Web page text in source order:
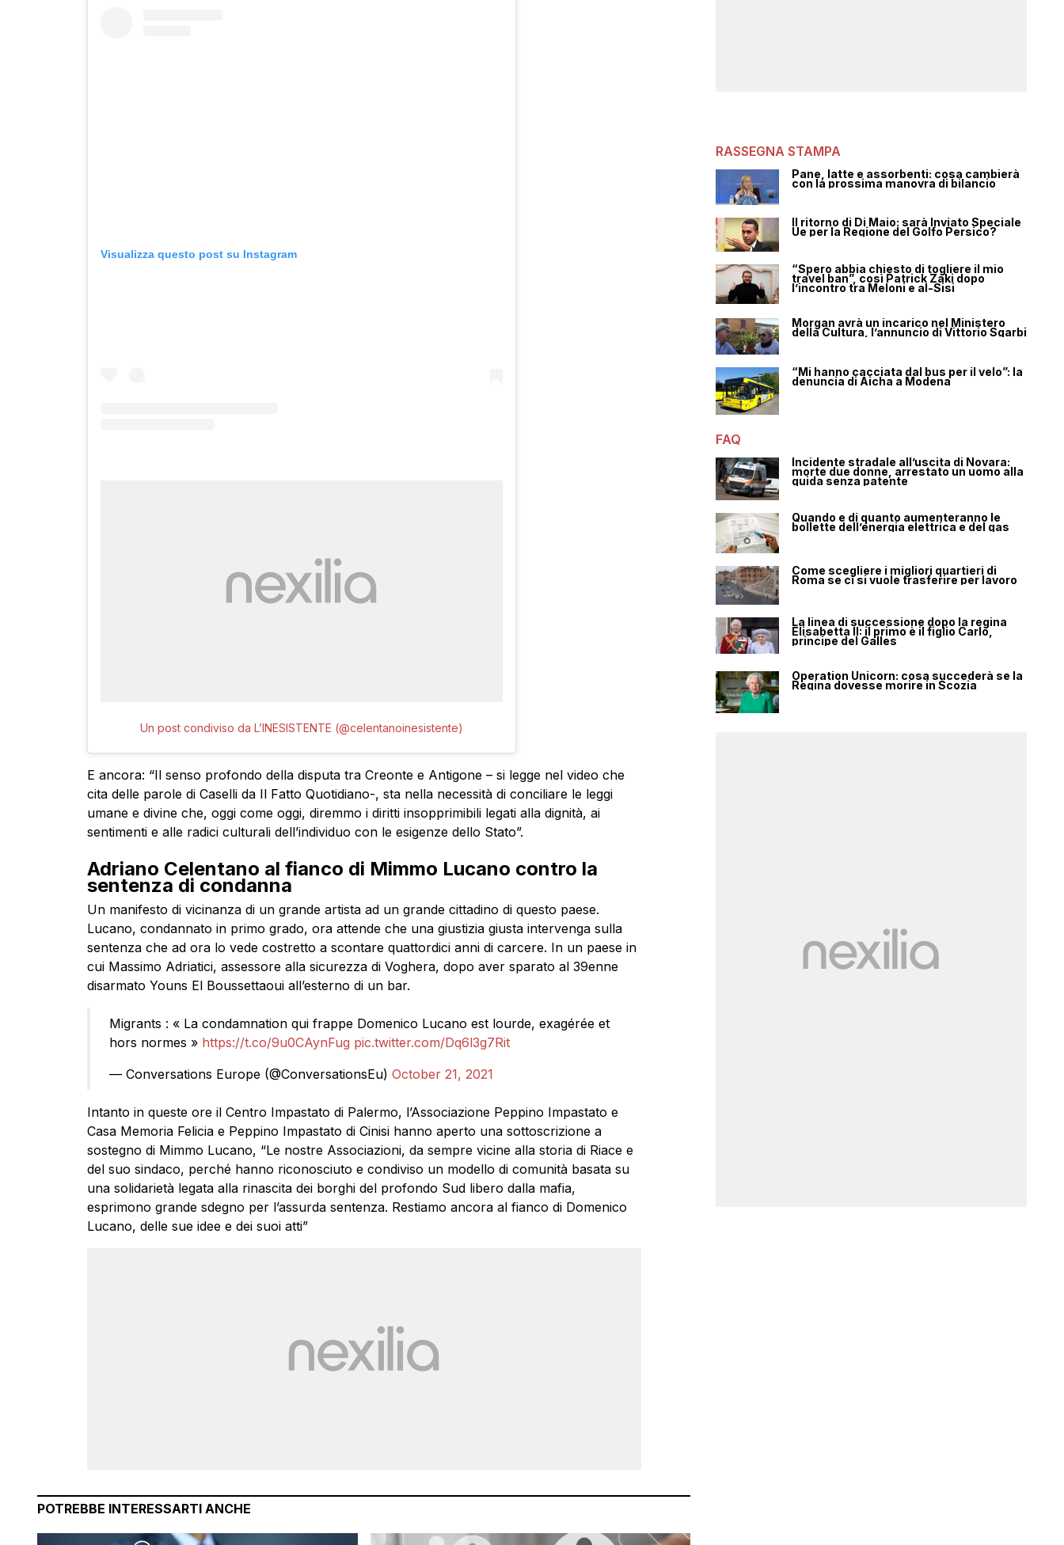
Visualizza questo post su Instagram
Un post condiviso da L’INESISTENTE (@celentanoinesistente)
E ancora: “Il senso profondo della disputa tra Creonte e Antigone – si legge nel video che
cita delle parole di Caselli da Il Fatto Quotidiano-, sta nella necessità di conciliare le leggi
umane e divine che, oggi come oggi, diremmo i diritti insopprimibili legati alla dignità, ai
sentimenti e alle radici culturali dell’individuo con le esigenze dello Stato”.
Adriano Celentano al fianco di Mimmo Lucano contro la
sentenza di condanna
Un manifesto di vicinanza di un grande artista ad un grande cittadino di questo paese.
Lucano, condannato in primo grado, ora attende che una giustizia giusta intervenga sulla
sentenza che ad ora lo vede costretto a scontare quattordici anni di carcere. In un paese in
cui Massimo Adriatici, assessore alla sicurezza di Voghera, dopo aver sparato al 39enne
disarmato Youns El Boussettaoui all’esterno di un bar.
Migrants : « La condamnation qui frappe Domenico Lucano est lourde, exagérée et
hors normes » https://t.co/9u0CAynFug pic.twitter.com/Dq6l3g7Rit
— Conversations Europe (@ConversationsEu) October 21, 2021
Intanto in queste ore il Centro Impastato di Palermo, l’Associazione Peppino Impastato e
Casa Memoria Felicia e Peppino Impastato di Cinisi hanno aperto una sottoscrizione a
sostegno di Mimmo Lucano, “Le nostre Associazioni, da sempre vicine alla storia di Riace e
del suo sindaco, perché hanno riconosciuto e condiviso un modello di comunità basata su
una solidarietà legata alla rinascita dei borghi del profondo Sud libero dalla mafia,
esprimono grande sdegno per l’assurda sentenza. Restiamo ancora al fianco di Domenico
Lucano, delle sue idee e dei suoi atti”
POTREBBE INTERESSARTI ANCHE
RASSEGNA STAMPA
Pane, latte e assorbenti: cosa cambierà
con la prossima manovra di bilancio
Il ritorno di Di Maio: sarà Inviato Speciale
Ue per la Regione del Golfo Persico?
“Spero abbia chiesto di togliere il mio
travel ban”, così Patrick Zaki dopo
l’incontro tra Meloni e al-Sisi
Morgan avrà un incarico nel Ministero
della Cultura, l’annuncio di Vittorio Sgarbi
“Mi hanno cacciata dal bus per il velo”: la
denuncia di Aicha a Modena
FAQ
Incidente stradale all’uscita di Novara:
morte due donne, arrestato un uomo alla
guida senza patente
Quando e di quanto aumenteranno le
bollette dell’energia elettrica e del gas
Come scegliere i migliori quartieri di
Roma se ci si vuole trasferire per lavoro
La linea di successione dopo la regina
Elisabetta II: il primo è il figlio Carlo,
principe del Galles
Operation Unicorn: cosa succederà se la
Regina dovesse morire in Scozia